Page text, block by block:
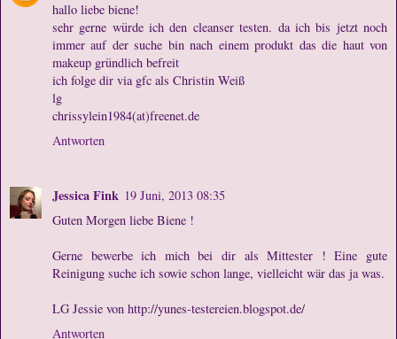
hallo liebe biene!
sehr gerne würde ich den cleanser testen. da ich bis jetzt noch
immer auf der suche bin nach einem produkt das die haut von
makeup gründlich befreit
ich folge dir via gfc als Christin Weiß
lg
chrissylein1984(at)freenet.de
Antworten
Jessica Fink 19 Juni, 2013 08:35
Guten Morgen liebe Biene !
Gerne bewerbe ich mich bei dir als Mittester ! Eine gute
Reinigung suche ich sowie schon lange, vielleicht wär das ja was.
LG Jessie von http://yunes-testereien.blogspot.de/
Antworten